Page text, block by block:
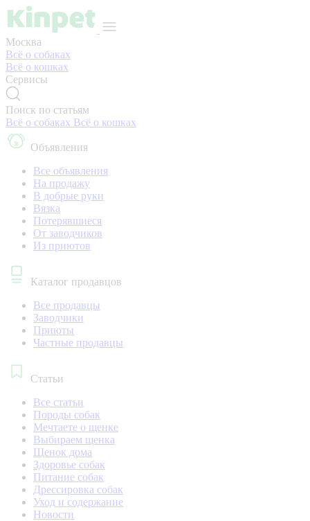
Москва
Всё о собаках
Всё о кошках
Сервисы
Поиск по статьям
Всё о собаках Всё о кошках
Объявления
Все объявления
На продажу
В добрые руки
Вязка
Потерявшиеся
От заводчиков
Из приютов
Каталог продавцов
Все продавцы
Заводчики
Приюты
Частные продавцы
Статьи
Все статьи
Породы собак
Мечтаете о щенке
Выбираем щенка
Щенок дома
Здоровье собак
Питание собак
Дрессировка собак
Уход и содержание
Новости